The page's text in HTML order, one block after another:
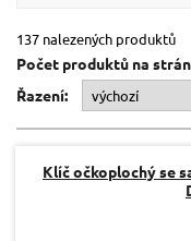
137 nalezených produktů
Počet produktů na
Řazení:
Klíč očkoplochý se